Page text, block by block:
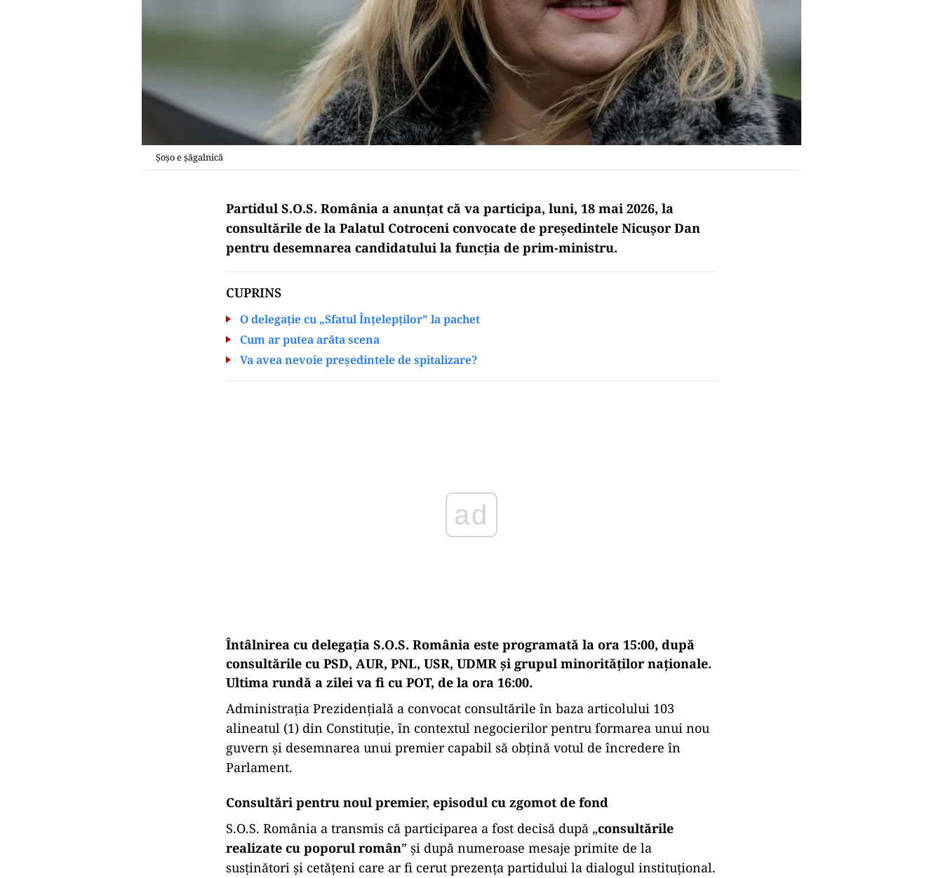
Șoșo e șăgalnică
Partidul S.O.S. România a anunțat că va participa, luni, 18 mai 2026, la
consultările de la Palatul Cotroceni convocate de președintele Nicușor Dan
pentru desemnarea candidatului la funcția de prim-ministru.
CUPRINS
O delegație cu „Sfatul Înțelepților” la pachet
Cum ar putea arăta scena
Va avea nevoie președintele de spitalizare?
ad
Întâlnirea cu delegația S.O.S. România este programată la ora 15:00, după
consultările cu PSD, AUR, PNL, USR, UDMR și grupul minorităților naționale.
Ultima rundă a zilei va fi cu POT, de la ora 16:00.
Administrația Prezidențială a convocat consultările în baza articolului 103
alineatul (1) din Constituție, în contextul negocierilor pentru formarea unui nou
guvern și desemnarea unui premier capabil să obțină votul de încredere în
Parlament.
Consultări pentru noul premier, episodul cu zgomot de fond
S.O.S. România a transmis că participarea a fost decisă după „consultările
realizate cu poporul român” și după numeroase mesaje primite de la
susținători și cetățeni care ar fi cerut prezența partidului la dialogul instituțional.